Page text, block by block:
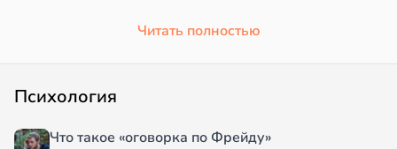
Читать полностью
Психология
Что такое «оговорка по Фрейду»